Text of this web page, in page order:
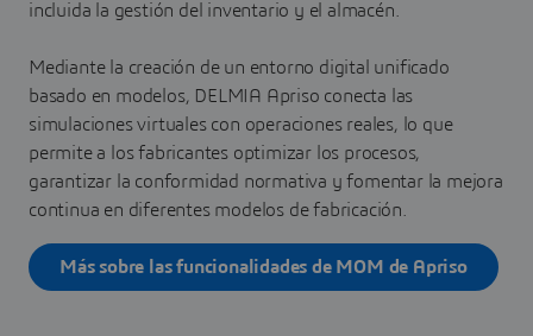
incluida la gestión del inventario y el almacén.
Mediante la creación de un entorno digital unificado
basado en modelos, DELMIA Apriso conecta las
simulaciones virtuales con operaciones reales, lo que
permite a los fabricantes optimizar los procesos,
garantizar la conformidad normativa y fomentar la mejora
continua en diferentes modelos de fabricación.
Más sobre las funcionalidades de MOM de Apriso